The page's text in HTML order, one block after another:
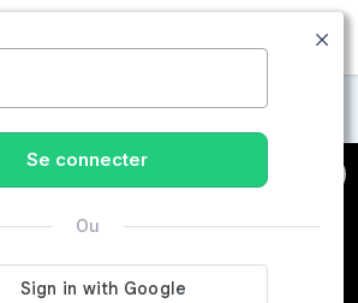
MENU
à Tain-l'Hermitage
Se connecter
Ou